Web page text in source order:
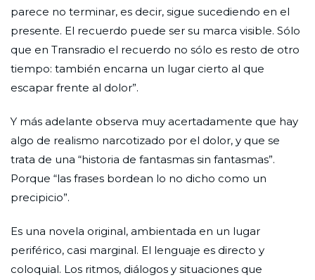
parece no terminar, es decir, sigue sucediendo en el
presente. El recuerdo puede ser su marca visible. Sólo
que en Transradio el recuerdo no sólo es resto de otro
tiempo: también encarna un lugar cierto al que
escapar frente al dolor”.
Y más adelante observa muy acertadamente que hay
algo de realismo narcotizado por el dolor, y que se
trata de una “historia de fantasmas sin fantasmas”.
Porque “las frases bordean lo no dicho como un
precipicio”.
Es una novela original, ambientada en un lugar
periférico, casi marginal. El lenguaje es directo y
coloquial. Los ritmos, diálogos y situaciones que